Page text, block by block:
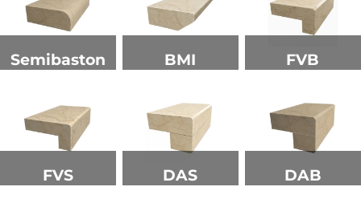
Semibaston BMI FVB
FVS DAS DAB